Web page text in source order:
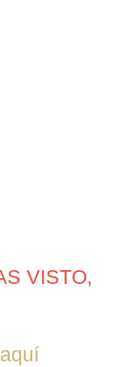
VISTO,